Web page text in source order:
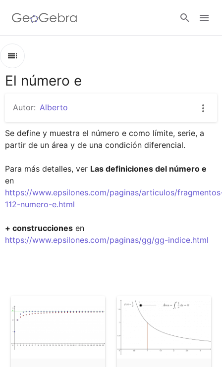
Google Classroom
Esquema
El número e como solución de una ecuación integral
El número e como solución de una ecuación diferencial
La sucesión del avaro
El número e
Autor: Alberto
Se define y muestra el número e como límite, serie, a
partir de un área y de una condición diferencial.
Para más detalles, ver Las definiciones del número e
https://www.epsilones.com/paginas/articulos/
112-numero-e.html
+ construcciones
https://www.epsilones.com/paginas/gg/gg-indice.html